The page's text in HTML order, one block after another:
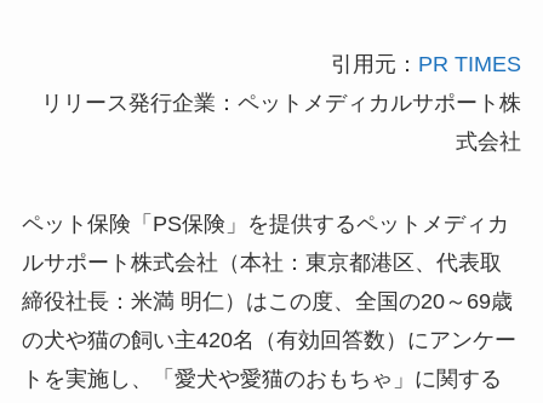
引用元： PR TIMES
リリース発行企業：ペットメディカルサポート株
式会社
ペット保険「PS保険」を提供するペットメディカ
ルサポート株式会社（本社：東京都港区、代表取
締役社長：米満 明仁）はこの度、全国の20～69歳
の犬や猫の飼い主420名（有効回答数）にアンケー
トを実施し、「愛犬や愛猫のおもちゃ」に関する